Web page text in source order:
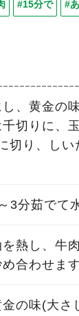
#15分で #
、黄金の
切りに、
切り、しい
3分茹でて
を熱し、牛
合わせます
の味(大さ